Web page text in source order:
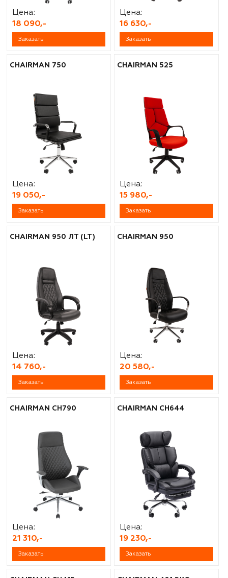
Цена:
18 090,-
Заказать
Цена:
16 630,-
Заказать
CHAIRMAN 750
Цена:
19 050,-
Заказать
CHAIRMAN 525
Цена:
15 980,-
Заказать
CHAIRMAN 950 ЛТ (LT)
Цена:
14 760,-
Заказать
CHAIRMAN 950
Цена:
20 580,-
Заказать
CHAIRMAN CH790
Цена:
21 310,-
Заказать
CHAIRMAN CH644
Цена:
19 230,-
Заказать